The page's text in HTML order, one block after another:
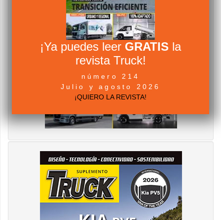
¡Ya puedes leer GRATIS la
revista Truck!
número 214
Julio y agosto 2026
¡QUIERO LA REVISTA!